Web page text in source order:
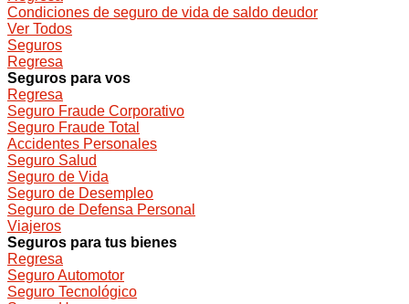
Condiciones de seguro de vida de saldo deudor
Ver Todos
Seguros
Regresa
Seguros para vos
Regresa
Seguro Fraude Corporativo
Seguro Fraude Total
Accidentes Personales
Seguro Salud
Seguro de Vida
Seguro de Desempleo
Seguro de Defensa Personal
Viajeros
Seguros para tus bienes
Regresa
Seguro Automotor
Seguro Tecnológico